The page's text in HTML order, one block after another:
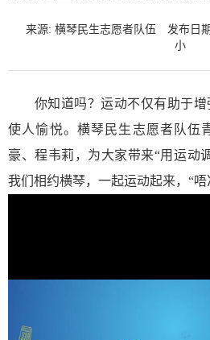
来源: 横琴民生志愿者队伍 发布日
小
你知道吗？运动不仅有助于增
使人愉悦。横琴民生志愿者队伍
豪、程韦莉，为大家带来“用运动
我们相约横琴，一起运动起来，“唔